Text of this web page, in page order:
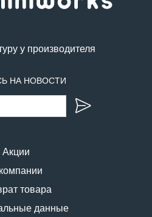
у производителя
НА НОВОСТИ
Акции
товара
данные